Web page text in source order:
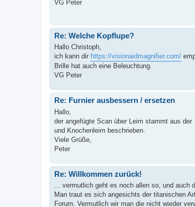
VG Peter
Re: Welche Kopflupe?
Hallo Christoph,
ich kann dir https://visionaidmagnifier.com/
Brille hat auch eine Beleuchtung.
VG Peter
Re: Furnier ausbessern / ersetzen
Hallo,
der angefügte Scan über Leim stammt aus
und Knochenleim beschrieben.
Viele Grüße,
Peter
Re: Willkommen zurück!
... vermutlich geht es noch allen so, und auch
Man traut es sich angesichts der titanischen
Forum. Vermutlich wir man die nicht wieder